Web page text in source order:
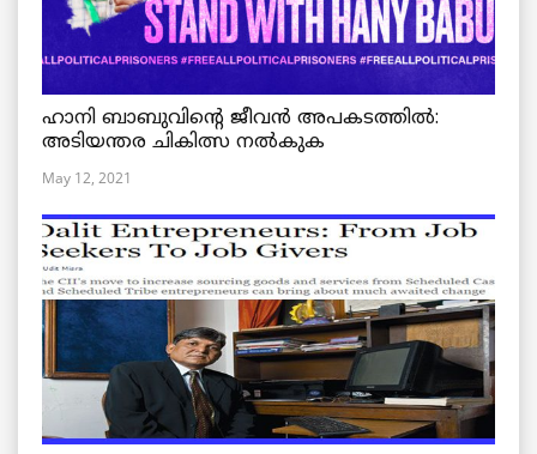
ഹാനി ബാബുവിന്റെ ജീവൻ അപകടത്തിൽ:
അടിയന്തര ചികിത്സ നൽകുക
May 12, 2021